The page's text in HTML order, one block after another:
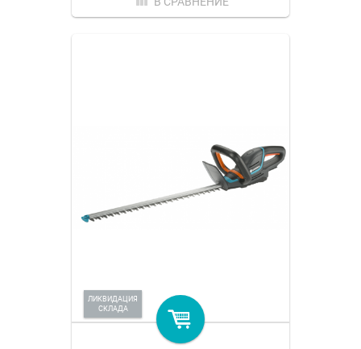
ЛИКВИДАЦИЯ
СКЛАДА